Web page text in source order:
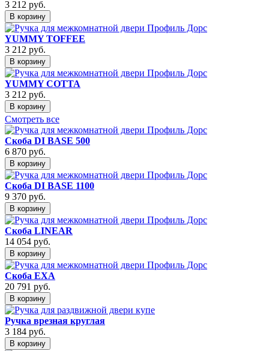
3 212 руб.
В корзину
YUMMY TOFFEE
3 212 руб.
В корзину
YUMMY COTTA
3 212 руб.
В корзину
Смотреть все
Скоба DI BASE 500
6 870 руб.
В корзину
Скоба DI BASE 1100
9 370 руб.
В корзину
Скоба LINEAR
14 054 руб.
В корзину
Скоба EXA
20 791 руб.
В корзину
Ручка врезная круглая
3 184 руб.
В корзину